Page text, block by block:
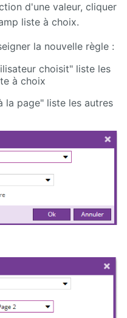
d'une valeur, cliquer
liste à choix.
la nouvelle règle :
choisit" liste les
à choix
la page" liste les autres